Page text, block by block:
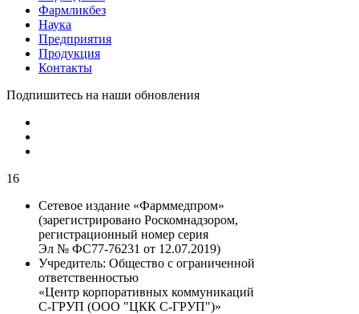
Фармликбез
Наука
Предприятия
Продукция
Контакты
Подпишитесь на наши обновления
16
Сетевое издание «Фарммедпром»
(зарегистрировано Роскомнадзором,
регистрационный номер серия
Эл № ФС77-76231 от 12.07.2019)
Учредитель: Общество с ограниченной
ответственностью
«Центр корпоративных коммуникаций
С-ГРУП (ООО "ЦКК С-ГРУП")»